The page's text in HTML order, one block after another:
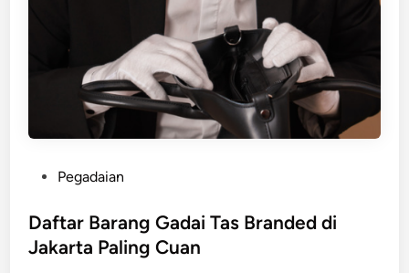
s
Pegadaian
Daftar Barang Gadai Tas Branded di
Jakarta Paling Cuan